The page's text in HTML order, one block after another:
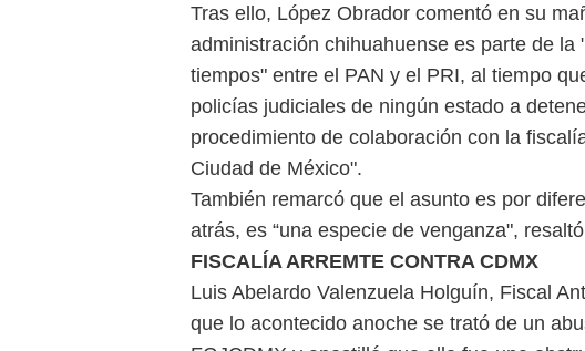
Tras ello, López Obrador comentó en su
administración chihuahuense es parte de
tiempos" entre el PAN y el PRI, al tiempo
policías judiciales de ningún estado a
procedimiento de colaboración con la
Ciudad de México".
También remarcó que el asunto es por
atrás, es “una especie de venganza",
FISCALÍA ARREMTE CONTRA CDMX
Luis Abelardo Valenzuela Holguín, Fiscal
que lo acontecido anoche se trató de un